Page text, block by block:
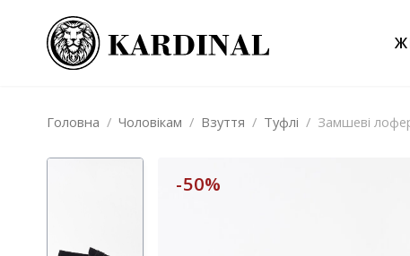
Головна / Чоловікам / Взуття / Туфлі / Замшеві
-50%